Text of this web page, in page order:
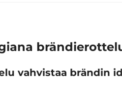
vahvistaa brändin